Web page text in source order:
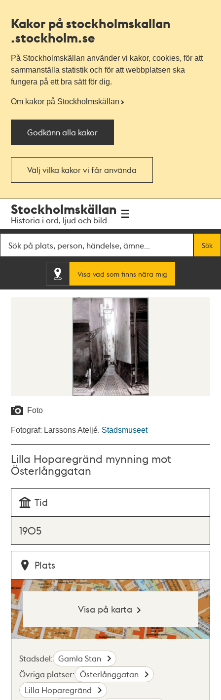
Kakor på stockholmskallan
.stockholm.se
På Stockholmskällan använder vi kakor, cookies, för att
sammanställa statistik och för att webbplatsen ska
fungera på ett bra sätt för dig.
Om kakor på Stockholmskällan
Godkänn alla kakor
Välj vilka kakor vi får använda
navigationen
huvudinnehållet
Stockholmskällan
Historia i ord, ljud och bild
Sök
Visa vad som finns nära mig
Foto
Fotograf: Larssons Ateljé. Stadsmuseet
Lilla Hoparegränd mynning mot
Österlånggatan
Tid
1905
Plats
Visa på karta
Stadsdel: Gamla Stan
Övriga platser: Österlånggatan
Lilla Hoparegränd